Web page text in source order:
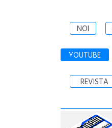
NOI
YOUTUBE
REVISTA